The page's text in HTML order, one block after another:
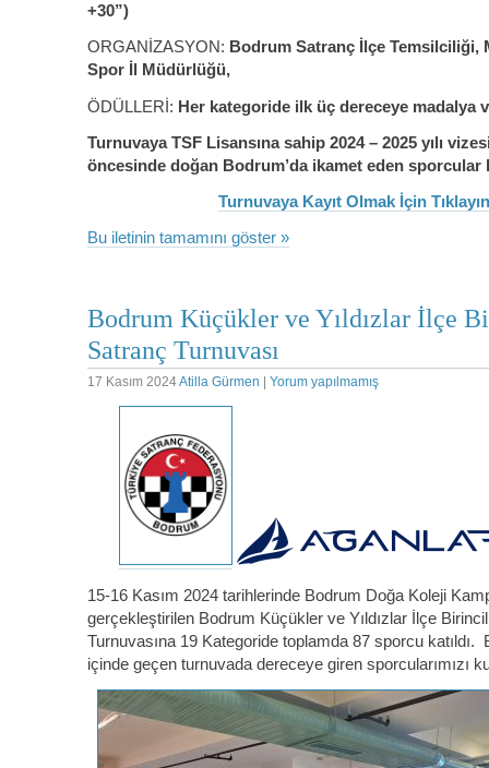
+30”)
ORGANİZASYON: Bodrum Satranç İlçe Temsilciliği,
Spor İl Müdürlüğü,
ÖDÜLLERİ: Her kategoride ilk üç dereceye madalya
Turnuvaya TSF Lisansına sahip 2024 – 2025 yılı
öncesinde doğan Bodrum’da ikamet eden sporcular
Turnuvaya Kayıt Olmak İçin
Bu iletinin tamamını göster »
Bodrum Küçükler ve Yıldızlar İlçe
Satranç Turnuvası
17 Kasım 2024Atilla Gürmen Yorum yapılmamış
15-16 Kasım 2024 tarihlerinde Bodrum Doğa Koleji
gerçekleştirilen Bodrum Küçükler ve Yıldızlar İlçe
Turnuvasına 19 Kategoride toplamda 87 sporcu
içinde geçen turnuvada dereceye giren sporcularımızı